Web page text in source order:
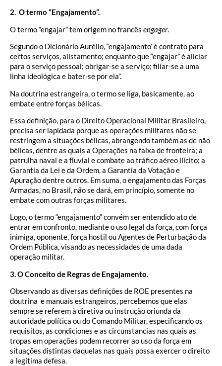
2. O termo “Engajamento”.
O termo “engajar” tem origem no francês engager.
Segundo o Dicionário Aurélio, “engajamento’ é contrato para
certos serviços, alistamento; enquanto que “engajar” é aliciar
para o serviço pessoal; obrigar-se a serviço; filiar-se a uma
linha ideológica e bater-se por ela”.
Na doutrina estrangeira, o termo se liga, basicamente, ao
embate entre forças bélicas.
Essa definição, para o Direito Operacional Militar Brasileiro,
precisa ser lapidada porque as operações militares não se
restringem a situações bélicas, abrangendo também as de não
bélicas, dentre as quais a Operações na faixa de fronteira; a
patrulha naval e a fluvial e combate ao tráfico aéreo ilícito; a
Garantia da Lei e da Ordem, a Garantia da Votação e
Apuração dentre outros. Em suma, o engajamento das Forças
Armadas, no Brasil, não se dará, em princípio, somente no
embate com outras forças militares.
Logo, o termo “engajamento” convém ser entendido ato de
entrar em confronto, mediante o uso legal da força, com força
inimiga, oponente, força hostil ou Agentes de Perturbação da
Ordem Pública, visando as necessidades de uma dada
operação militar.
3. O Conceito de Regras de Engajamento.
Observando as diversas definições de ROE presentes na
doutrina e manuais estrangeiros, percebemos que elas
sempre se referem à diretiva ou instrução oriunda da
autoridade política ou do Comando Militar, especificando os
requisitos, as condiciones e as circunstancias nas quais as
tropas em operações podem recorrer ao uso da força em
situações distintas daquelas nas quais possa exercer o direito
a legítima defesa.